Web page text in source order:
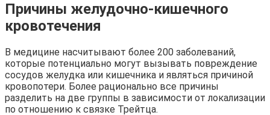
Причины желудочно-кишечного
кровотечения
В медицине насчитывают более 200 заболеваний,
которые потенциально могут вызывать повреждение
сосудов желудка или кишечника и являться причиной
кровопотери. Более рационально все причины
разделить на две группы в зависимости от локализации
по отношению к связке Трейтца.